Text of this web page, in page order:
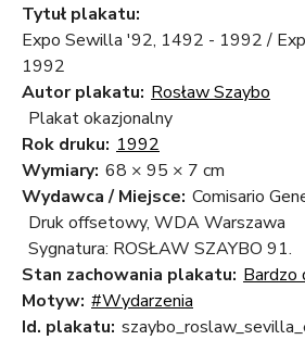
Tytuł plakatu:
Expo Sewilla '92, 1492 - 1992 /
1992
Autor plakatu: Rosław Szaybo
Plakat okazjonalny
Rok druku: 1992
Wymiary: 68 × 95 × 7 cm
Wydawca / Miejsce: Comisario
Druk offsetowy, WDA Warszawa
Sygnatura: ROSŁAW SZAYBO 91.
Stan zachowania plakatu: Bardzo
Motyw: #Wydarzenia
Id. plakatu: